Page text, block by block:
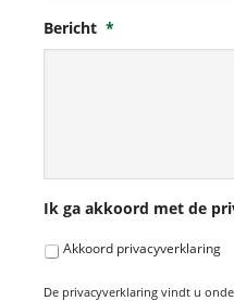
Bericht *
Ik ga akkoord met de
Akkoord privacyverklaring
De privacyverklaring vindt u